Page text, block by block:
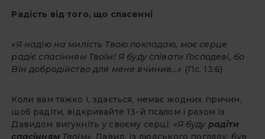
Радість від того, що спасенні
«Я надію на милість Твою покладаю, моє серце
радіє спасінням Твоїм! Я буду співати Господеві, бо
Він добродійство для мене вчинив…» (Пс. 13:6)
Коли вам тяжко і, здається, немає жодних причин,
щоб радіти, відкривайте 13-й псалом і разом із
Давидом вигукніть у своєму серці: «Я буду радіти
спасіннямТвоїм». Давид, із людського погляду, був